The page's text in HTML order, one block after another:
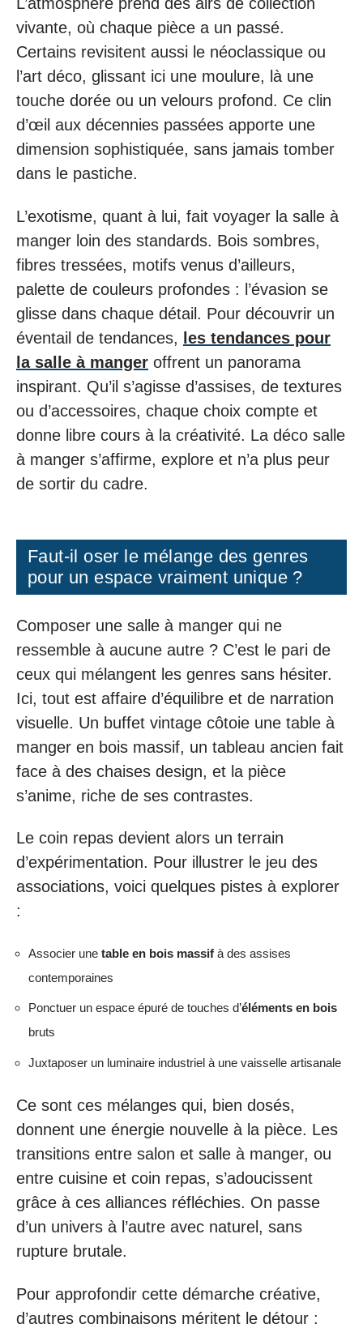
vivante, où chaque pièce a un passé.
Certains revisitent aussi le néoclassique ou
l’art déco, glissant ici une moulure, là une
touche dorée ou un velours profond. Ce clin
d’œil aux décennies passées apporte une
dimension sophistiquée, sans jamais tomber
dans le pastiche.
L’exotisme, quant à lui, fait voyager la salle à
manger loin des standards. Bois sombres,
fibres tressées, motifs venus d’ailleurs,
palette de couleurs profondes : l’évasion se
glisse dans chaque détail. Pour découvrir un
éventail de tendances, les tendances pour
la salle à manger offrent un panorama
inspirant. Qu’il s’agisse d’assises, de textures
ou d’accessoires, chaque choix compte et
donne libre cours à la créativité. La déco salle
à manger s’affirme, explore et n’a plus peur
de sortir du cadre.
Faut-il oser le mélange des genres
pour un espace vraiment unique ?
Composer une salle à manger qui ne
ressemble à aucune autre ? C’est le pari de
ceux qui mélangent les genres sans hésiter.
Ici, tout est affaire d’équilibre et de narration
visuelle. Un buffet vintage côtoie une table à
manger en bois massif, un tableau ancien fait
face à des chaises design, et la pièce
s’anime, riche de ses contrastes.
Le coin repas devient alors un terrain
d’expérimentation. Pour illustrer le jeu des
associations, voici quelques pistes à explorer
:
Associer une table en bois massif à des assises
contemporaines
Ponctuer un espace épuré de touches d’éléments en bois
bruts
Juxtaposer un luminaire industriel à une vaisselle artisanale
Ce sont ces mélanges qui, bien dosés,
donnent une énergie nouvelle à la pièce. Les
transitions entre salon et salle à manger, ou
entre cuisine et coin repas, s’adoucissent
grâce à ces alliances réfléchies. On passe
d’un univers à l’autre avec naturel, sans
rupture brutale.
Pour approfondir cette démarche créative,
d’autres combinaisons méritent le détour :